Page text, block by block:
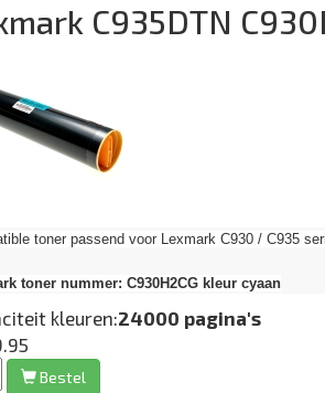
C935DTN
toner passend voor Lexmark C930 / C935
toner nummer: C930H2CG kleur cyaan
kleuren:24000 pagina's
Bestel